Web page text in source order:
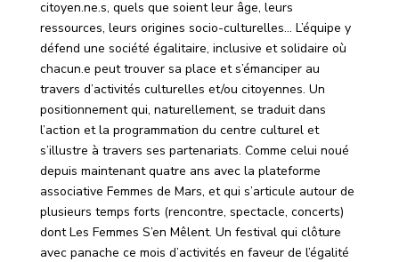
citoyen.ne.s, quels que soient leur âge, leurs
ressources, leurs origines socio-culturelles… L’équipe y
défend une société égalitaire, inclusive et solidaire où
chacun.e peut trouver sa place et s’émanciper au
travers d’activités culturelles et/ou citoyennes. Un
positionnement qui, naturellement, se traduit dans
l’action et la programmation du centre culturel et
s’illustre à travers ses partenariats. Comme celui noué
depuis maintenant quatre ans avec la plateforme
associative Femmes de Mars, et qui s’articule autour de
plusieurs temps forts (rencontre, spectacle, concerts)
dont Les Femmes S’en Mêlent. Un festival qui clôture
avec panache ce mois d’activités en faveur de l’égalité